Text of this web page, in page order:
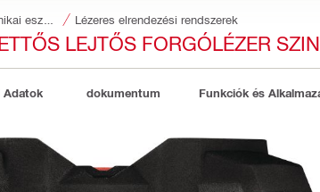
Lézeres elrendezési rendszerek
LEJTŐS FORGÓLÉZER
Adatok dokumentum Funkciók és